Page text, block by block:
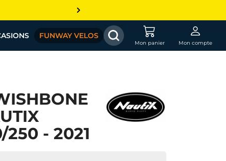
FUNWAY VELOS
Mon panier Mon compte
250 - 2021